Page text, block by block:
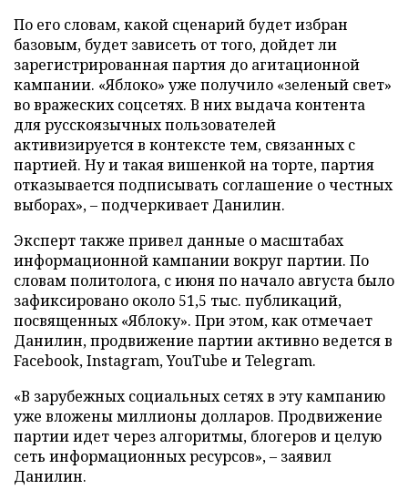
По его словам, какой сценарий будет избран
базовым, будет зависеть от того, дойдет ли
зарегистрированная партия до агитационной
кампании. «Яблоко» уже получило «зеленый свет»
во вражеских соцсетях. В них выдача контента
для русскоязычных пользователей
активизируется в контексте тем, связанных с
партией. Ну и такая вишенкой на торте, партия
отказывается подписывать соглашение о честных
выборах», – подчеркивает Данилин.
Эксперт также привел данные о масштабах
информационной кампании вокруг партии. По
словам политолога, с июня по начало августа было
зафиксировано около 51,5 тыс. публикаций,
посвященных «Яблоку». При этом, как отмечает
Данилин, продвижение партии активно ведется в
Facebook, Instagram, YouTube и Telegram.
«В зарубежных социальных сетях в эту кампанию
уже вложены миллионы долларов. Продвижение
партии идет через алгоритмы, блогеров и целую
сеть информационных ресурсов», – заявил
Данилин.